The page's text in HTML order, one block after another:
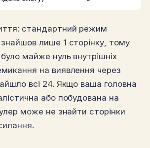
стандартний режим
знайшов лише 1 сторінку, тому
майже нуль внутрішніх
на виявлення через
всі 24. Якщо ваша головна
або побудована на
може не знайти сторінки